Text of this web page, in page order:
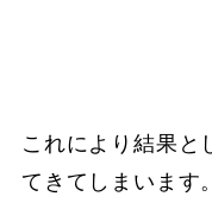
これにより結果と
てきてしまいます。